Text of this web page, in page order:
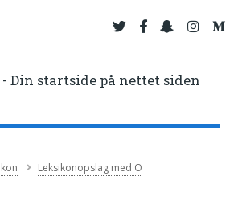
- Din startside på nettet siden
Leksikonopslag med O